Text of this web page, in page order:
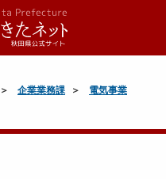
企業業務課
電気事業